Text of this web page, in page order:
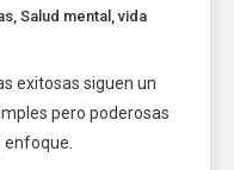
,Salud mental ,vida
exitosas siguen un
pero poderosas
enfoque.